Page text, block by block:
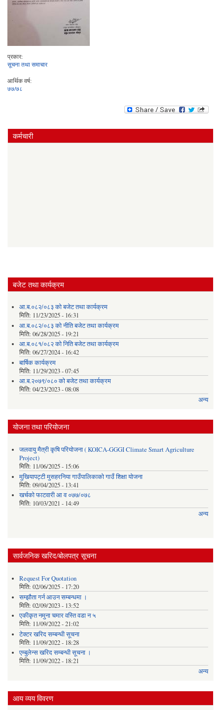
प्रकार:
सूचना तथा समाचार
आर्थिक वर्ष:
७७/७८
कर्मचारी
बजेट तथा कार्यक्रम
आ.ब.०८२/०८३ को बजेट तथा कार्यक्रम
मिति: 11/23/2025 - 16:31
आ.ब.०८२/०८३ को नीति बजेट तथा कार्यक्रम
मिति: 06/28/2025 - 19:21
आ.ब.०८१/०८२ को निति बजेट तथा कार्यक्रम
मिति: 06/27/2024 - 16:42
बार्षिक कार्यक्रम
मिति: 11/29/2023 - 07:45
आ.ब.२०७९/०८० को बजेट तथा कार्यक्रम
मिति: 04/23/2023 - 08:08
अन्य
योजना तथा परियोजना
जलवायु मैत्री कृषि परियोजना ( KOICA-GGGI Climate Smart Agriculture
Project)
मिति: 11/06/2025 - 15:06
मुखियापट्टी मुसहरनिया गाउँपालिकाको गाउँ शिक्षा योजना
मिति: 09/04/2025 - 13:41
खर्चकाे फाटवारी आ व ०७७/०७८
मिति: 10/03/2021 - 14:49
अन्य
सार्वजनिक खरिद/बोलपत्र सूचना
Request For Quotation
मिति: 02/06/2025 - 17:20
सम्झौता गर्न आउन सम्बन्धमा ।
मिति: 02/09/2023 - 13:52
एकीकृत नमुना चमार वस्ति वडा न ५
मिति: 11/09/2022 - 21:02
टेक्टर खरिद सम्बन्धी सूचना
मिति: 11/09/2022 - 18:28
एम्बुलेन्स खरिद सम्बन्धी सूचना ।
मिति: 11/09/2022 - 18:21
अन्य
आय व्यय विवरण